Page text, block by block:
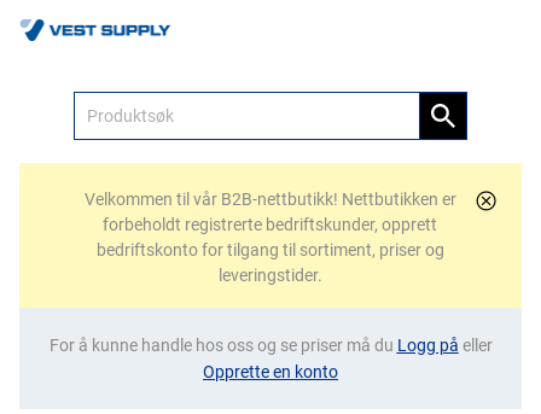
Velkommen til vår B2B-nettbutikk! Nettbutikken er
forbeholdt registrerte bedriftskunder, opprett
bedriftskonto for tilgang til sortiment, priser og
leveringstider.
For å kunne handle hos oss og se priser må du Logg på eller
Opprette en konto